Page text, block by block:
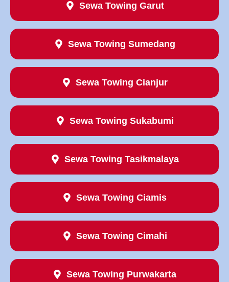
Sewa Towing Garut
Sewa Towing Sumedang
Sewa Towing Cianjur
Sewa Towing Sukabumi
Sewa Towing Tasikmalaya
Sewa Towing Ciamis
Sewa Towing Cimahi
Sewa Towing Purwakarta